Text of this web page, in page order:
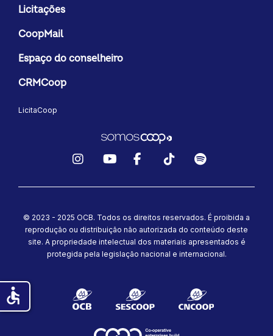
Licitações
CoopMail
Espaço do conselheiro
CRMCoop
LicitaCoop
© 2023 - 2025 OCB. Todos os direitos reservados. É proibida a
reprodução ou distribuição não autorizada do conteúdo deste
site. A propriedade intelectual dos materiais apresentados é
protegida pela legislação nacional e internacional.
accessible